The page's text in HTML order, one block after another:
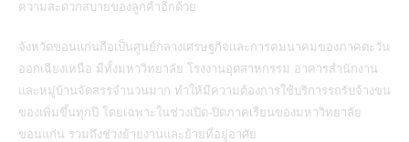
ความสะดวกสบายของลูกค้าอีกด้วย
จังหวัดขอนแก่นถือเป็นศูนย์กลางเศรษฐกิจและการคมนาคมของภาคตะวัน
ออกเฉียงเหนือ มีทั้งมหาวิทยาลัย โรงงานอุตสาหกรรม อาคารสำนักงาน
และหมู่บ้านจัดสรรจำนวนมาก ทำให้มีความต้องการใช้บริการรถรับจ้างขน
ของเพิ่มขึ้นทุกปี โดยเฉพาะในช่วงเปิด-ปิดภาคเรียนของมหาวิทยาลัย
ขอนแก่น รวมถึงช่วงย้ายงานและย้ายที่อยู่อาศัย